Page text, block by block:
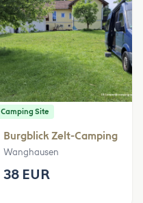
Camping Site
Burgblick Zelt-Camping
Wanghausen
38 EUR